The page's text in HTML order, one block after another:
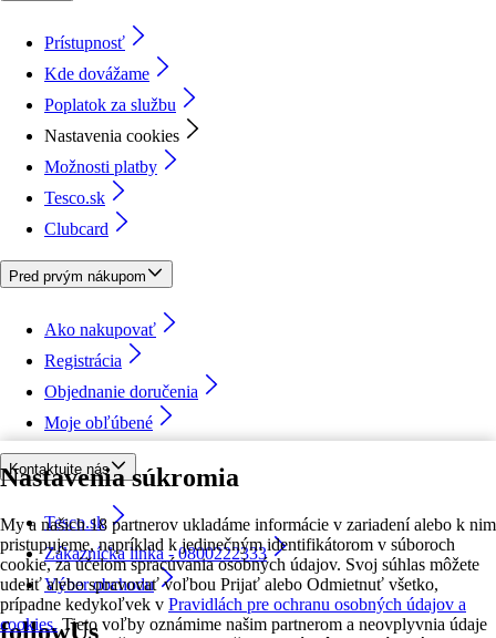
Nastavenia súkromia
My a našich 18 partnerov ukladáme informácie v zariadení alebo k nim
pristupujeme, napríklad k jedinečným identifikátorom v súboroch
cookie, za účelom spracúvania osobných údajov. Svoj súhlas môžete
udeliť alebo spravovať voľbou Prijať alebo Odmietnuť všetko,
prípadne kedykoľvek v Pravidlách pre ochranu osobných údajov a
cookies. Tieto voľby oznámime našim partnerom a neovplyvnia údaje
Prístupnosť
Kde dovážame
Poplatok za službu
Nastavenia cookies
Možnosti platby
Tesco.sk
Clubcard
Pred prvým nákupom
Ako nakupovať
Registrácia
Objednanie doručenia
Moje obľúbené
Kontaktujte nás
Tesco.sk
Zákaznícka linka - 0800222333
Výber obchodu
followUs